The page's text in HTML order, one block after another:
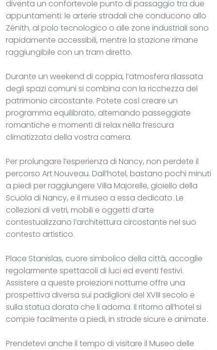
diventa un confortevole punto di passaggio tra due
appuntamenti: le arterie stradali che conducono allo
Zénith, al polo tecnologico o alle zone industriali sono
rapidamente accessibili, mentre la stazione rimane
raggiungibile con un tram diretto.
Durante un weekend di coppia, l’atmosfera rilassata
degli spazi comuni si combina con la ricchezza del
patrimonio circostante. Potete così creare un
programma equilibrato, alternando passeggiate
romantiche e momenti di relax nella frescura
climatizzata della vostra camera.
Per prolungare l’esperienza di Nancy, non perdete il
percorso Art Nouveau. Dall’hotel, bastano pochi minuti
a piedi per raggiungere Villa Majorelle, gioiello della
Scuola di Nancy, e il museo a essa dedicato. Le
collezioni di vetri, mobili e oggetti d’arte
contestualizzano l’architettura circostante nel suo
contesto artistico.
Place Stanislas, cuore simbolico della città, accoglie
regolarmente spettacoli di luci ed eventi festivi.
Assistere a queste proiezioni notturne offre una
prospettiva diversa sui padiglioni del XVIII secolo e
sulla statua dorata che li adorna. Il ritorno all’hotel si
compie facilmente a piedi, in strade sicure e animate.
Prendetevi anche il tempo di visitare il Museo delle